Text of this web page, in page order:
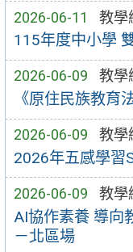
2026-06-11 教學
115年度中小學
2026-06-09 教學
《原住民族教育
2026-06-09 教學
2026年五感學習
2026-06-09 教學
AI協作素養 導向
－北區場